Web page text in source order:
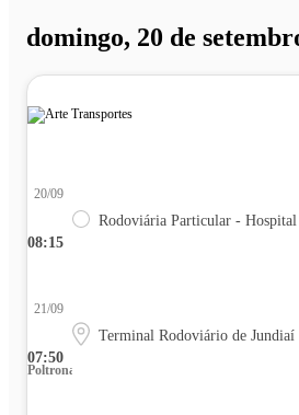
domingo, 20 de
08:15
20/09
Rodoviária Particular -
07:50
21/09
Terminal Rodoviário de Jundiaí
Poltrona